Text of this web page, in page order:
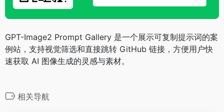
GPT-Image2 Prompt Gallery 是一个展示可复制提示词的案
例站，支持视觉筛选和直接跳转 GitHub 链接，方便用户快
速获取 AI 图像生成的灵感与素材。
相关导航